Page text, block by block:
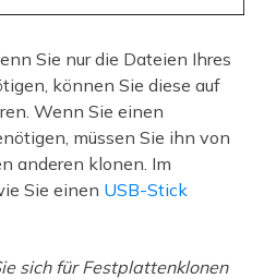
Sie nur die Dateien Ihres
können Sie diese auf
Wenn Sie einen
müssen Sie ihn von
anderen klonen. Im
Sie einen USB-Stick
sich für Festplattenklonen